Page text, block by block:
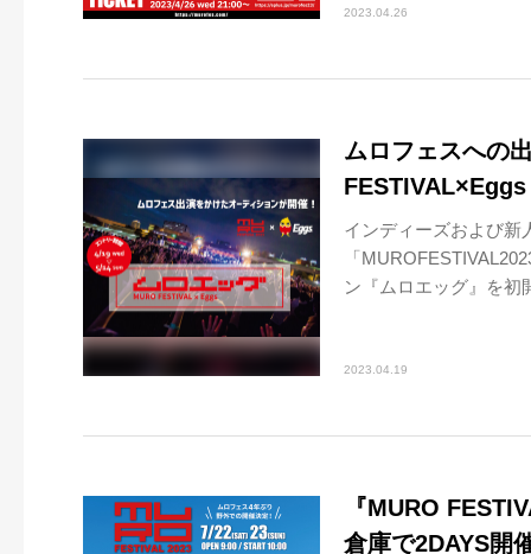
2023.04.26
ムロフェスへの
インディーズおよび新
「
ン『ムロエッグ』を初
2023.04.19
『MURO
倉庫で2DAYS開